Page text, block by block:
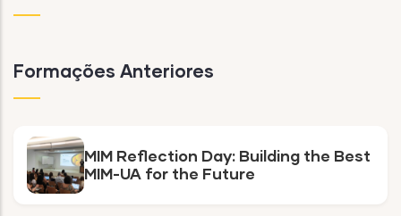
Formações Anteriores
MIM Reflection Day: Building the Best
MIM-UA for the Future